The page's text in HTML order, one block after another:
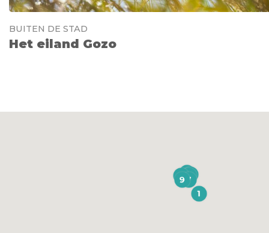
BUITEN DE STAD
Het eiland Gozo